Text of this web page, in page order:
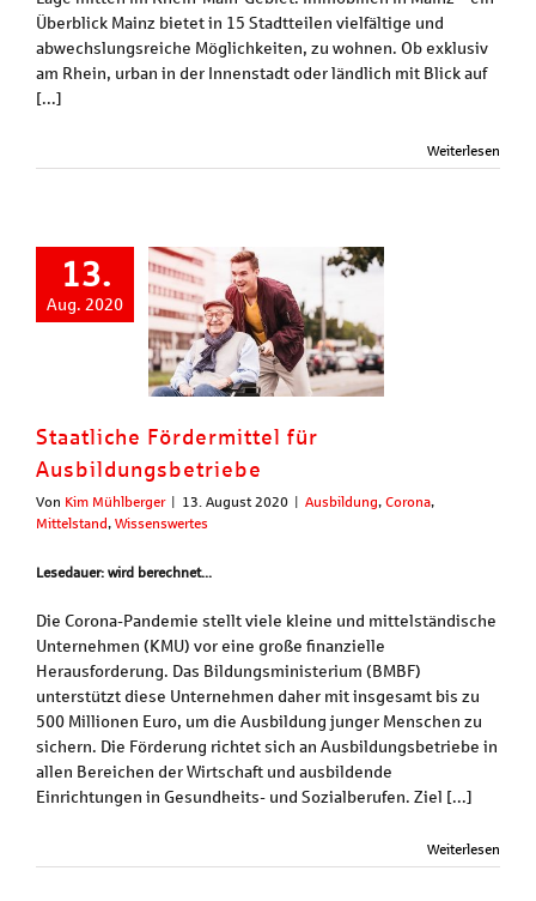
Überblick Mainz bietet in 15 Stadtteilen vielfältige und
abwechslungsreiche Möglichkeiten, zu wohnen. Ob exklusiv
am Rhein, urban in der Innenstadt oder ländlich mit Blick auf
[...]
Weiterlesen
13.
Aug. 2020
Staatliche Fördermittel für
Ausbildungsbetriebe
Von Kim Mühlberger | 13. August 2020 | Ausbildung, Corona,
Mittelstand, Wissenswertes
Lesedauer: wird berechnet...
Die Corona-Pandemie stellt viele kleine und mittelständische
Unternehmen (KMU) vor eine große finanzielle
Herausforderung. Das Bildungsministerium (BMBF)
unterstützt diese Unternehmen daher mit insgesamt bis zu
500 Millionen Euro, um die Ausbildung junger Menschen zu
sichern. Die Förderung richtet sich an Ausbildungsbetriebe in
allen Bereichen der Wirtschaft und ausbildende
Einrichtungen in Gesundheits- und Sozialberufen. Ziel [...]
Weiterlesen